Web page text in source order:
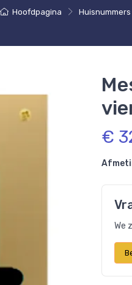
Hoofdpagina Huisnummers
€
We